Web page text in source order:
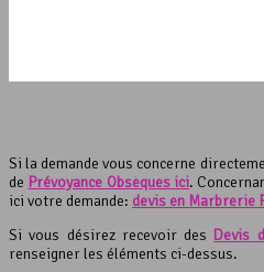
Si la demande vous concerne
de Prévoyance Obsèques ici.
ici votre demande: devis en Marbrerie
Si vous désirez recevoir des Devis
renseigner les éléments ci-dessus.